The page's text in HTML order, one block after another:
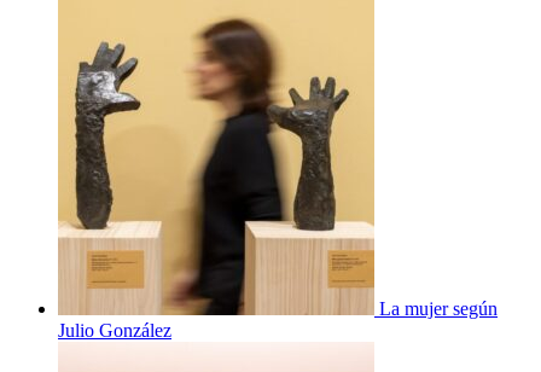
La mujer según
Julio González